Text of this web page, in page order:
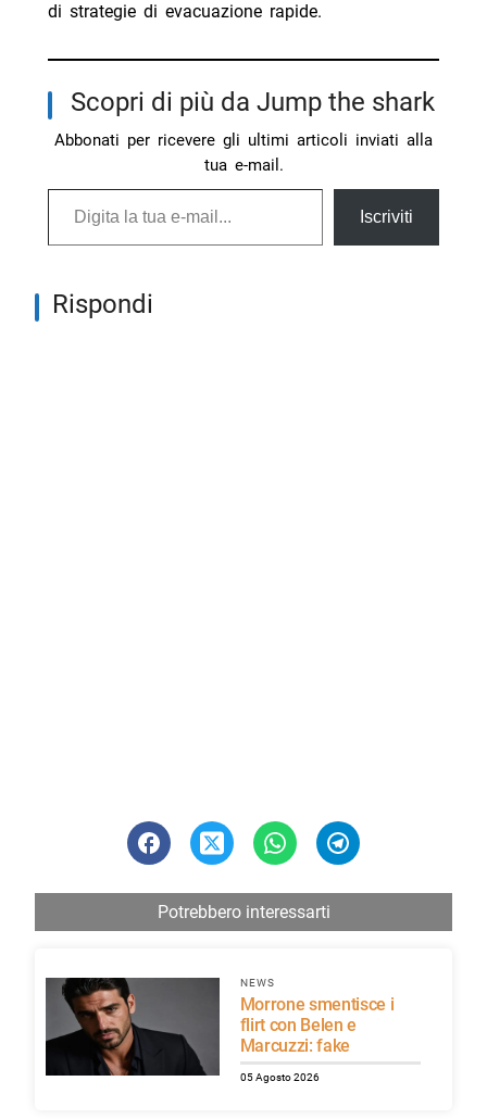
di strategie di evacuazione rapide.
Scopri di più da Jump the shark
Abbonati per ricevere gli ultimi articoli inviati alla
tua e-mail.
Digita la tua e-mail...
Iscriviti
Rispondi
Potrebbero interessarti
NEWS
Morrone smentisce i
flirt con Belen e
Marcuzzi: fake
05 Agosto 2026